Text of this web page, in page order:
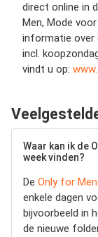
direct online in
Men, Mode
informatie over
incl.
vindt u op:
Waar kan ik de
week vinden?
De Only for Men
enkele dagen
bijvoorbeeld in
de nieuwe